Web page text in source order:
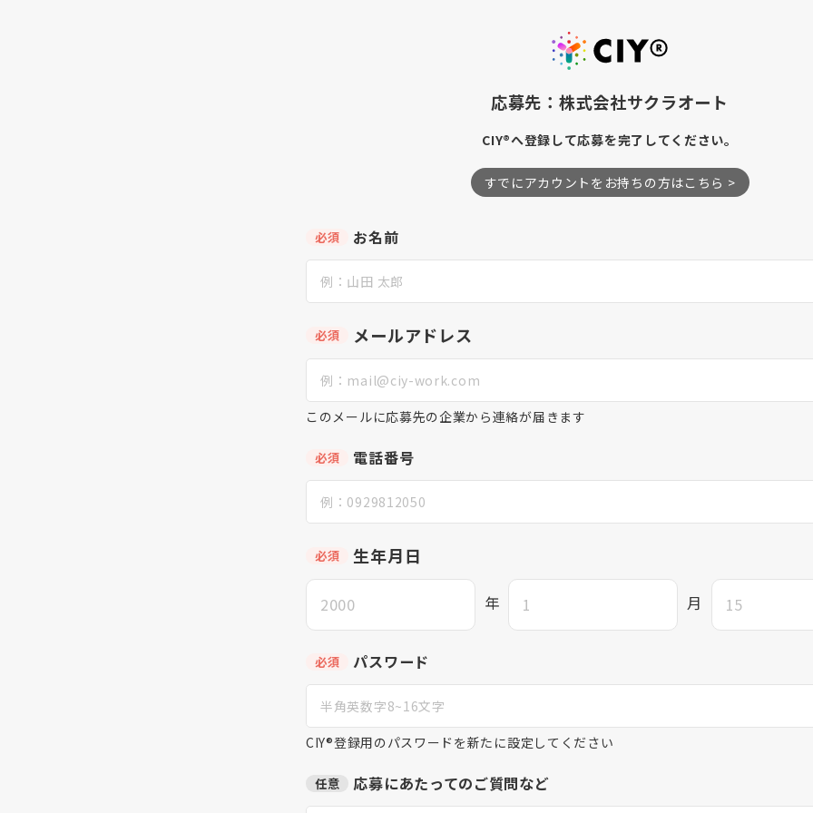
応募先：株式会社サクラオート
CIY®へ登録して応募を完了してください。
すでにアカウントをお持ちの方はこちら >
必須 お名前
必須 メールアドレス
このメールに応募先の企業から連絡が届きます
必須 電話番号
必須 生年月日
年 月
必須 パスワード
CIY®登録用のパスワードを新たに設定してください
任意 応募にあたってのご質問など